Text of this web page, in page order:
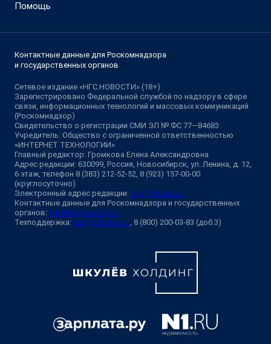
Помощь
Контактные данные для Роскомнадзора
и государственных органов
Сетевое издание «НГС.НОВОСТИ» (18+)
Зарегистрировано Федеральной службой по надзору в сфере
связи, информационных технологий и массовых коммуникаций
(Роскомнадзор)
Свидетельство о регистрации СМИ ЭЛ № ФС 77—84683
Учредитель: Общество с ограниченной ответственностью
«ИНТЕРНЕТ ТЕХНОЛОГИИ»
Главный редактор: Громкова Елена Александровна
Адрес редакции: 630099, Россия, Новосибирск, ул. Ленина, д. 12,
6 этаж, телефон 8 (383) 212-52-52, 8 (923) 157-00-00
(круглосуточно)
Электронный адрес редакции: ngs@shkulev.ru
Контактные данные для Роскомнадзора и государственных
органов: juristnsk@shkulev.ru
Техподдержка: help@shkulev.ru, 8 (800) 200-03-83 (доб.3)